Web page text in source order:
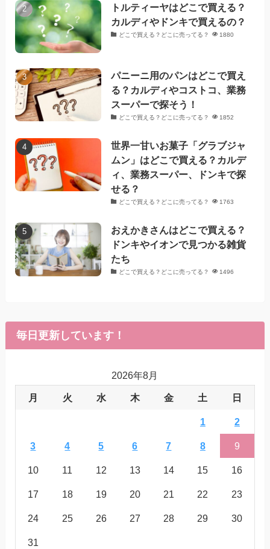
トルティーヤはどこで買える？
カルディやドンキで買えるの？
どこで買える？どこに売ってる？ 1880
パニーニ用のパンはどこで買え
る？カルディやコストコ、業務
スーパーで探そう！
どこで買える？どこに売ってる？ 1852
世界一甘いお菓子「グラブジャ
ムン」はどこで買える？カルデ
ィ、業務スーパー、ドンキで探
せる？
どこで買える？どこに売ってる？ 1763
おえかきさんはどこで買える？
ドンキやイオンで見つかる雑貨
たち
どこで買える？どこに売ってる？ 1496
毎日更新しています！
2026年8月
月 火 水 木 金 土 日
1 2
3 4 5 6 7 8 9
10 11 12 13 14 15 16
17 18 19 20 21 22 23
24 25 26 27 28 29 30
31